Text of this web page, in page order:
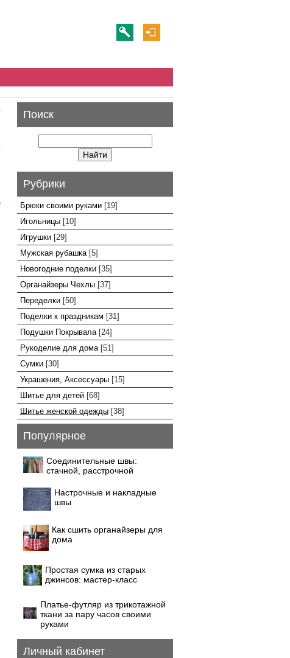
Поиск
Рубрики
Брюки своими руками [19]
Игольницы [10]
Игрушки [29]
Мужская рубашка [5]
Новогодние поделки [35]
Органайзеры Чехлы [37]
Переделки [50]
Поделки к праздникам [31]
Подушки Покрывала [24]
Рукоделие для дома [51]
Сумки [30]
Украшения, Аксессуары [15]
Шитье для детей [68]
Шитье женской одежды [38]
Популярное
Соединительные швы:
стачной, расстрочной
Настрочные и накладные
швы
Как сшить органайзеры для
дома
Простая сумка из старых
джинсов: мастер-класс
Платье-футляр из трикотажной
ткани за пару часов своими
руками
Личный кабинет